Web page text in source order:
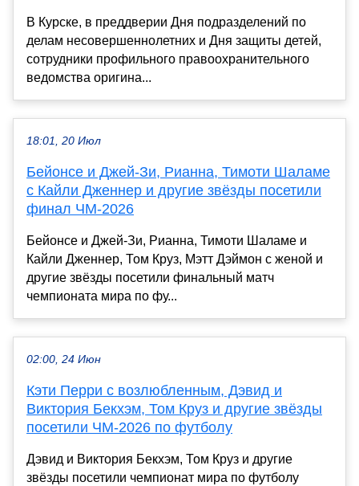
В Курске, в преддверии Дня подразделений по
делам несовершеннолетних и Дня защиты детей,
сотрудники профильного правоохранительного
ведомства оригина...
18:01, 20 Июл
Бейонсе и Джей-Зи, Рианна, Тимоти Шаламе
с Кайли Дженнер и другие звёзды посетили
финал ЧМ-2026
Бейонсе и Джей-Зи, Рианна, Тимоти Шаламе и
Кайли Дженнер, Том Круз, Мэтт Дэймон с женой и
другие звёзды посетили финальный матч
чемпионата мира по фу...
02:00, 24 Июн
Кэти Перри с возлюбленным, Дэвид и
Виктория Бекхэм, Том Круз и другие звёзды
посетили ЧМ-2026 по футболу
Дэвид и Виктория Бекхэм, Том Круз и другие
звёзды посетили чемпионат мира по футболу